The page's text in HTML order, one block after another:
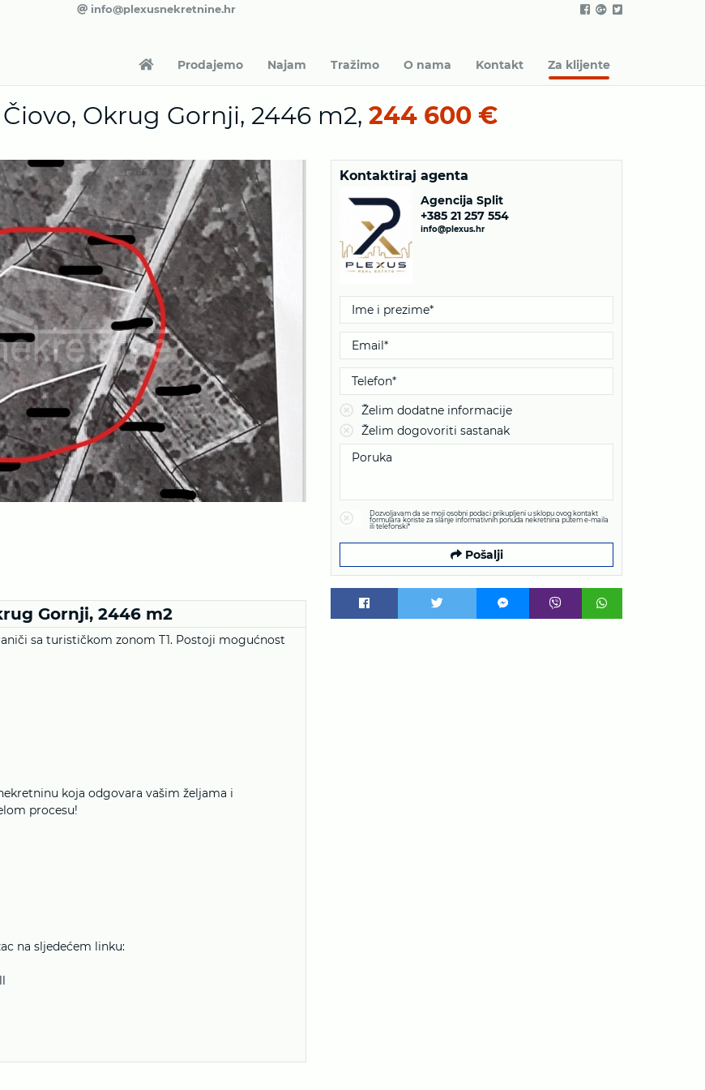
info@plexusnekretnine.hr
Prodajemo Najam Tražimo O nama Kontakt Za klijente
Okrug Gornji, 2446 m2, 244 600 €
Gornji, 2446 m2
sa turističkom zonom T1. Postoji mogućnost
koja odgovara vašim željama i
procesu!
na sljedećem linku:
Kontaktiraj agenta
Agencija Split
+385 21 257 554
info@plexus.hr
Želim dodatne informacije
Želim dogovoriti sastanak
Dozvoljavam da se moji osobni podaci prikupljeni u sklopu ovog kontakt
formulara koriste za slanje informativnih ponuda nekretnina putem e-maila
ili telefonski*
Pošalji